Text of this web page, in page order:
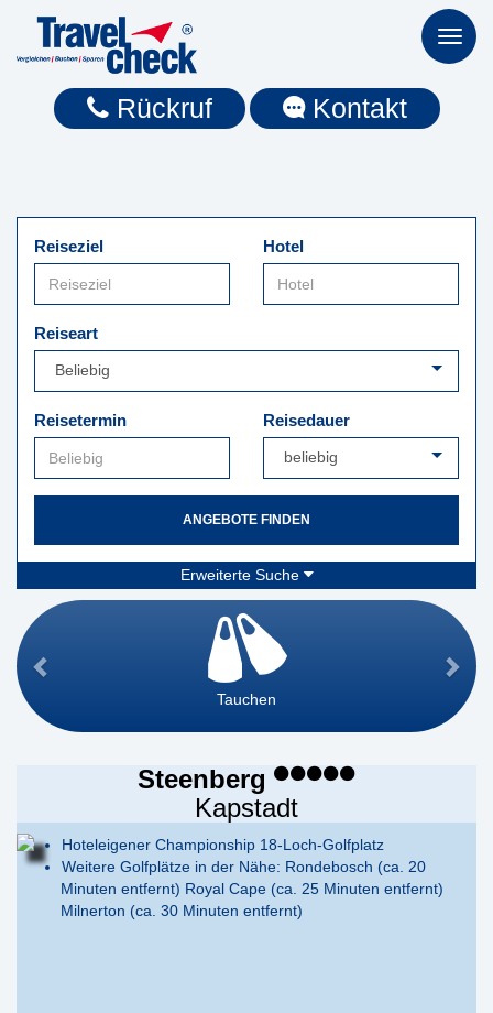
Toggle
Rückruf Kontakt
Reiseziel Hotel
Reiseart
Reisetermin Reisedauer
ANGEBOTE FINDEN
Erweiterte Suche
Tauchen
Steenberg
Kapstadt
Hoteleigener Championship 18-Loch-Golfplatz
Weitere Golfplätze in der Nähe: Rondebosch (ca. 20
Minuten entfernt) Royal Cape (ca. 25 Minuten entfernt)
Milnerton (ca. 30 Minuten entfernt)